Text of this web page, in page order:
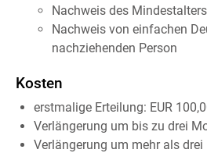
Nachweis des
Nachweis von einfachen
nachziehenden Person
Kosten
erstmalige Erteilung: EUR
Verlängerung um bis zu drei
Verlängerung um mehr als drei